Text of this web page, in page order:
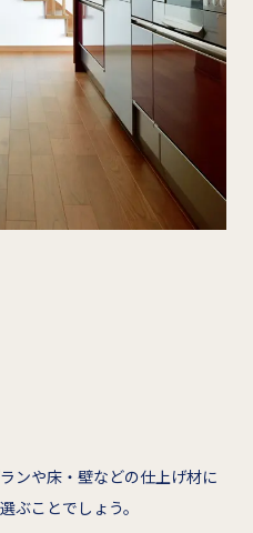
ンや床・壁などの仕上げ材に
ぶことでしょう。